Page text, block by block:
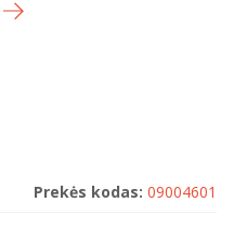
Prekės kodas: 09004601